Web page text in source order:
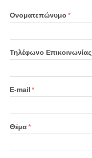
Ονοματεπώνυμο
Τηλέφωνο Επικοινωνίας
E-mail
Θέμα